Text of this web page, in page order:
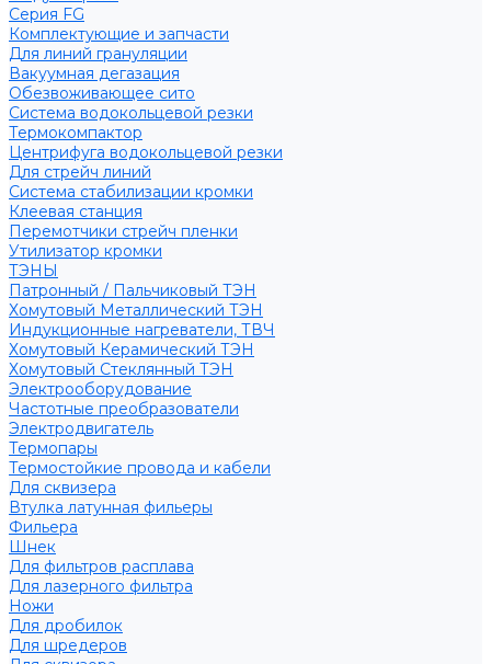
Серия FG
Комплектующие и запчасти
Для линий грануляции
Вакуумная дегазация
Обезвоживающее сито
Система водокольцевой резки
Термокомпактор
Центрифуга водокольцевой резки
Для стрейч линий
Система стабилизации кромки
Клеевая станция
Перемотчики стрейч пленки
Утилизатор кромки
ТЭНЫ
Патронный / Пальчиковый ТЭН
Хомутовый Металлический ТЭН
Индукционные нагреватели, ТВЧ
Хомутовый Керамический ТЭН
Хомутовый Стеклянный ТЭН
Электрооборудование
Частотные преобразователи
Электродвигатель
Термопары
Термостойкие провода и кабели
Для сквизера
Втулка латунная фильеры
Фильера
Шнек
Для фильтров расплава
Для лазерного фильтра
Ножи
Для дробилок
Для шредеров